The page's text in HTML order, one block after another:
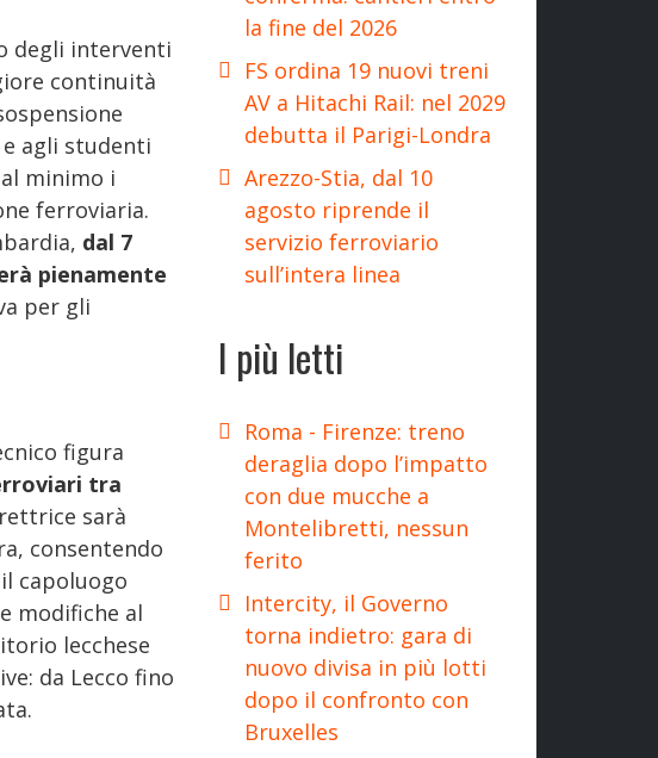
degli interventi
continuità
agli studenti
minimo i
ferroviaria.
dal 7
pienamente
per gli
figura
tra
sarà
consentendo
capoluogo
modifiche al
lecchese
da Lecco fino
la fine del 2026
FS ordina 19 nuovi treni
AV a Hitachi Rail: nel 2029
debutta il Parigi-Londra
Arezzo-Stia, dal 10
agosto riprende il
servizio ferroviario
sull’intera linea
I più letti
Roma - Firenze: treno
deraglia dopo l’impatto
con due mucche a
Montelibretti, nessun
ferito
Intercity, il Governo
torna indietro: gara di
nuovo divisa in più lotti
dopo il confronto con
Bruxelles